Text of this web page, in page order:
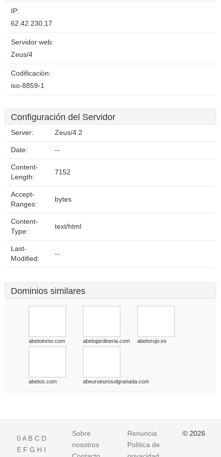
IP:
62.42.230.17
Servidor web:
Zeus/4
Codificación:
iso-8859-1
Configuración del Servidor
Server: Zeus/4.2
Date: --
Content-
Length:
7152
Accept-
Ranges:
bytes
Content-
Type:
text/html
Last-
Modified:
--
Dominios similares
abetoinmo.com abetojardineria.com abetorojo.es
abetos.com abeuroeurosolgranada.com
0A B C D
E F G H I
Sobre
nosotros
Renuncia
Política de
© 2026